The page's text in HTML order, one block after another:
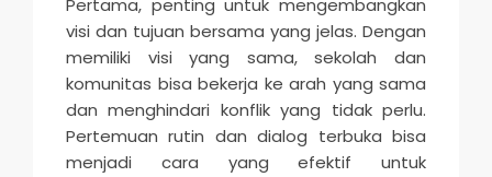
Pertama, penting untuk mengembangkan
visi dan tujuan bersama yang jelas. Dengan
memiliki visi yang sama, sekolah dan
komunitas bisa bekerja ke arah yang sama
dan menghindari konflik yang tidak perlu.
Pertemuan rutin dan dialog terbuka bisa
menjadi cara yang efektif untuk